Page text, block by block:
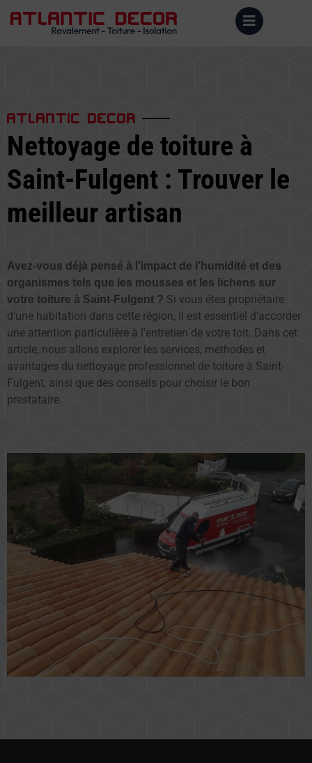
ATLANTIC DECOR
Nettoyage de toiture à
Saint-Fulgent : Trouver le
meilleur artisan
Avez-vous déjà pensé à l’impact de l’humidité et des
organismes tels que les mousses et les lichens sur
votre toiture à Saint-Fulgent ? Si vous êtes propriétaire
d’une habitation dans cette région, il est essentiel d’accorder
une attention particulière à l’entretien de votre toit. Dans cet
article, nous allons explorer les services, méthodes et
avantages du nettoyage professionnel de toiture à Saint-
Fulgent, ainsi que des conseils pour choisir le bon
prestataire.